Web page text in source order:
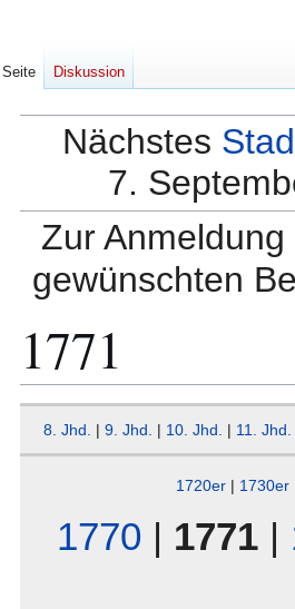
Nächstes
7.
Zur
gewünschten
1771
Navigation
Suche
8. Jhd. | 9. Jhd. | 10. Jhd. | 11. Jhd.
1720er | 1730er
1770 | 1771|
Seite Diskussion